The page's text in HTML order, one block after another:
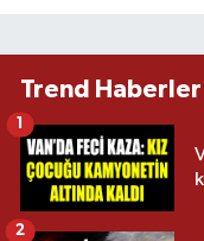
Trend Haberler
1
2